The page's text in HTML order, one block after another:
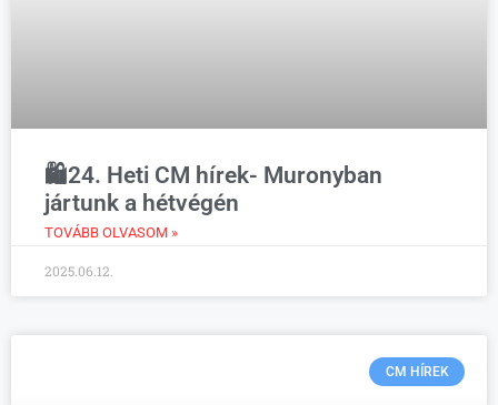
🛍️24. Heti CM hírek- Muronyban
jártunk a hétvégén
TOVÁBB OLVASOM »
2025.06.12.
CM HÍREK